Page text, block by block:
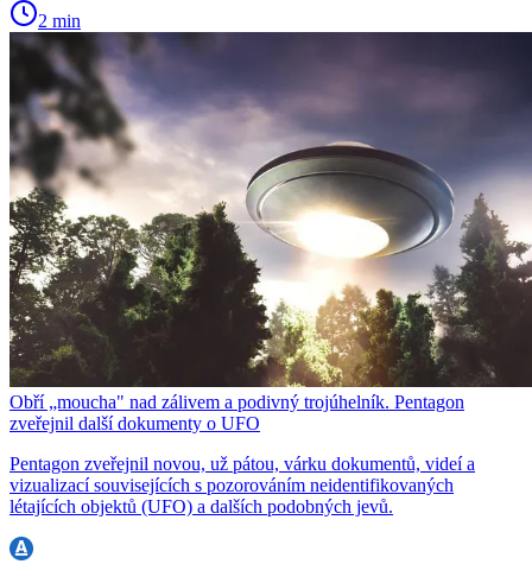
2 min
Obří „moucha" nad zálivem a podivný trojúhelník. Pentagon
zveřejnil další dokumenty o UFO
Pentagon zveřejnil novou, už pátou, várku dokumentů, videí a
vizualizací souvisejících s pozorováním neidentifikovaných
létajících objektů (UFO) a dalších podobných jevů.